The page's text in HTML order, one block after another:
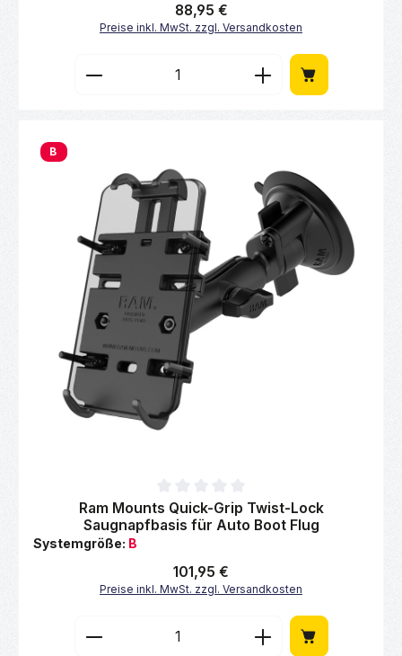
Regulärer Preis:
88,95 €
Preise inkl. MwSt. zzgl. Versandkosten
Produkt Anzahl: Gib den gewünschten
B
Durchschnittliche Bewertung von 0 von 5 Sternen
Ram Mounts Quick-Grip Twist-Lock
Saugnapfbasis für Auto Boot Flug
Systemgröße: B
Regulärer Preis:
101,95 €
Preise inkl. MwSt. zzgl. Versandkosten
Produkt Anzahl: Gib den gewünschten